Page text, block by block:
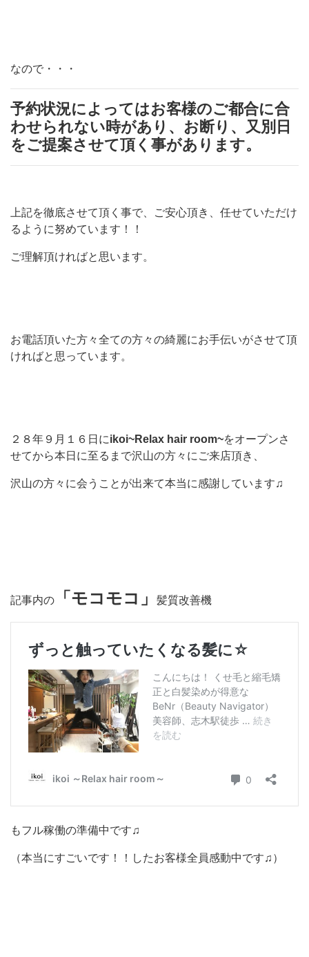
なので・・・
予約状況によってはお客様のご都合に合
わせられない時があり、お断り、又別日
をご提案させて頂く事があります。
上記を徹底させて頂く事で、ご安心頂き、任せていただけ
るように努めています！！
ご理解頂ければと思います。
お電話頂いた方々全ての方々の綺麗にお手伝いがさせて頂
ければと思っています。
２８年９月１６日にikoi~Relax hair room~をオープンさ
せてから本日に至るまで沢山の方々にご来店頂き、
沢山の方々に会うことが出来て本当に感謝しています♫
記事内の 「モコモコ」 髪質改善機
もフル稼働の準備中です♫
（本当にすごいです！！したお客様全員感動中です♫）